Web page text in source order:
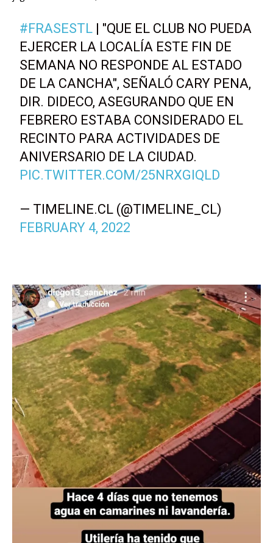
#FRASESTL | "QUE EL CLUB NO PUEDA
EJERCER LA LOCALÍA ESTE FIN DE
SEMANA NO RESPONDE AL ESTADO
DE LA CANCHA", SEÑALÓ CARY PENA,
DIR. DIDECO, ASEGURANDO QUE EN
FEBRERO ESTABA CONSIDERADO EL
RECINTO PARA ACTIVIDADES DE
ANIVERSARIO DE LA CIUDAD.
PIC.TWITTER.COM/25NRXGIQLD
— TIMELINE.CL (@TIMELINE_CL)
FEBRUARY 4, 2022